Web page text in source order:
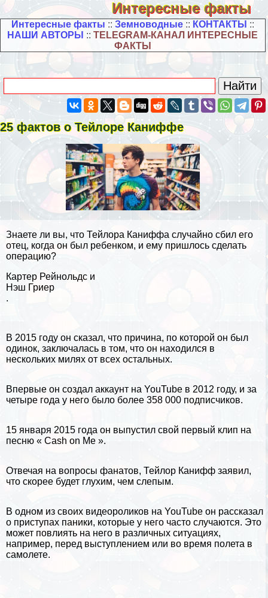
Интересные факты
Интересные факты :: Земноводные:: КОНТАКТЫ ::
НАШИ АВТОРЫ ::TELEGRAM-КАНАЛ ИНТЕРЕСНЫЕ
ФАКТЫ
25 фактов о Тейлоре Каниффе
Знаете ли вы, что Тейлора Каниффа случайно сбил его
отец, когда он был ребенком, и ему пришлось сделать
операцию?
Картер Рейнольдс и
Нэш Гриер
.
В 2015 году он сказал, что причина, по которой он был
одинок, заключалась в том, что он находился в
нескольких милях от всех остальных.
Впервые он создал аккаунт на YouTube в 2012 году, и за
четыре года у него было более 358 000 подписчиков.
15 января 2015 года он выпустил свой первый клип на
песню « Cash on Me ».
Отвечая на вопросы фанатов, Тейлор Канифф заявил,
что скорее будет глухим, чем слепым.
В одном из своих видеороликов на YouTube он рассказал
о приступах паники, которые у него часто случаются. Это
может повлиять на него в различных ситуациях,
например, перед выступлением или во время полета в
самолете.